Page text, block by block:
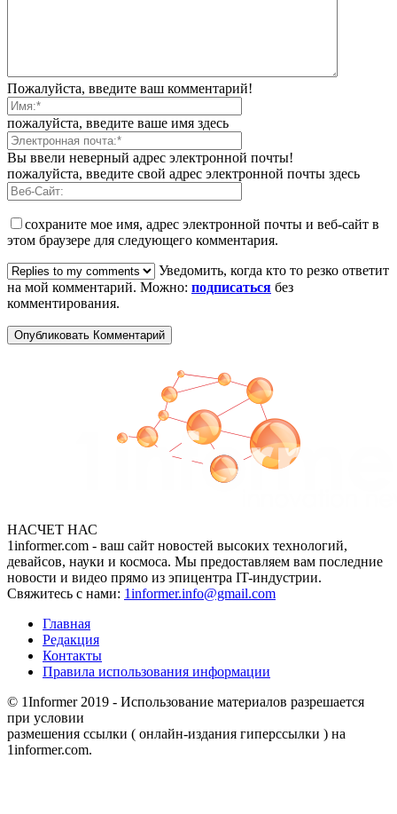
Пожалуйста, введите ваш комментарий!
пожалуйста, введите ваше имя здесь
Вы ввели неверный адрес электронной почты!
пожалуйста, введите свой адрес электронной почты здесь
сохраните мое имя, адрес электронной почты и веб-сайт в
этом браузере для следующего комментария.
Уведомить, когда кто то резко ответит
на мой комментарий. Можно: подписаться без
комментирования.
НАСЧЕТ НАС
1informer.com - ваш сайт новостей высоких технологий,
девайсов, науки и космоса. Мы предоставляем вам последние
новости и видео прямо из эпицентра IT-индустрии.
Свяжитесь с нами: 1informer.info@gmail.com
Главная
Редакция
Контакты
Правила использования информации
© 1Informer 2019 - Использование материалов разрешается
при условии
размешения ссылки ( онлайн-издания гиперссылки ) на
1informer.com.